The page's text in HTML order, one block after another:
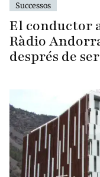
Successos
El conductor
Ràdio
després de